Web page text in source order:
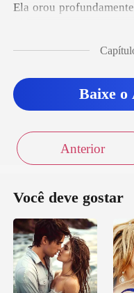
Baixe o
Anterior
Você deve gostar